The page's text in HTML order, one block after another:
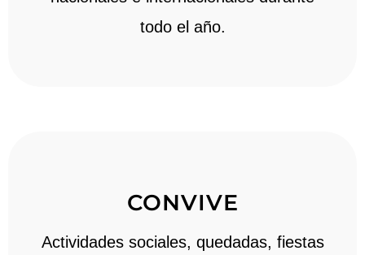
todo el año.
CONVIVE
Actividades sociales, quedadas, fiestas